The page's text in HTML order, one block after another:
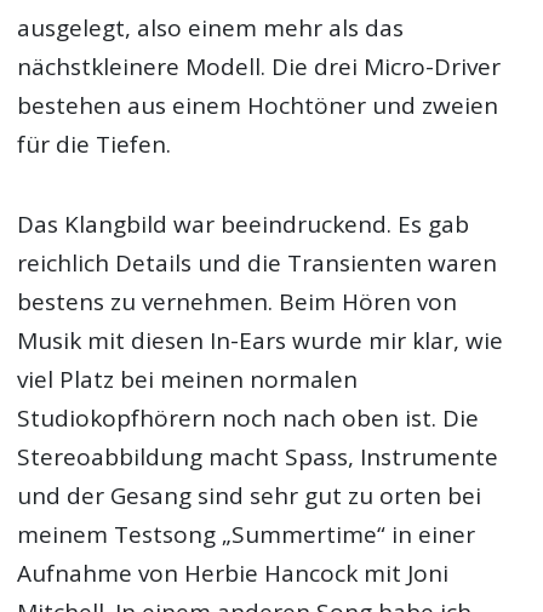
ausgelegt, also einem mehr als das
nächstkleinere Modell. Die drei Micro-Driver
bestehen aus einem Hochtöner und zweien
für die Tiefen.
Das Klangbild war beeindruckend. Es gab
reichlich Details und die Transienten waren
bestens zu vernehmen. Beim Hören von
Musik mit diesen In-Ears wurde mir klar, wie
viel Platz bei meinen normalen
Studiokopfhörern noch nach oben ist. Die
Stereoabbildung macht Spass, Instrumente
und der Gesang sind sehr gut zu orten bei
meinem Testsong „Summertime“ in einer
Aufnahme von Herbie Hancock mit Joni
Die aktuell besten Thomann Angebote